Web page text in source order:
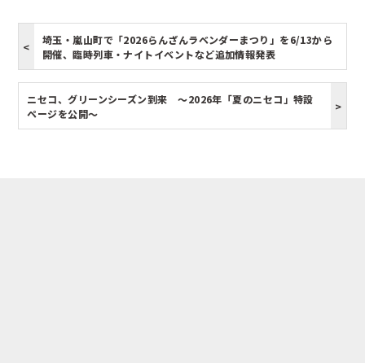
埼玉・嵐山町で「2026らんざんラベンダーまつり」を6/13から
開催、臨時列車・ナイトイベントなど追加情報発表
ニセコ、グリーンシーズン到来 ～2026年「夏のニセコ」特設
ページを公開～